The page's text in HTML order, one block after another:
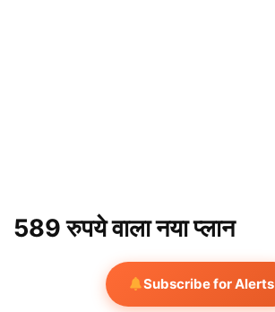
589 रुपये वाला नया प्लान
Subscribe for Alerts